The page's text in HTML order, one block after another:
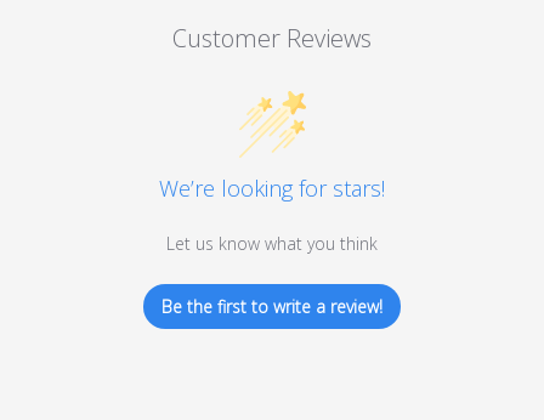
Customer Reviews
We’re looking for stars!
Let us know what you think
Be the first to write a review!